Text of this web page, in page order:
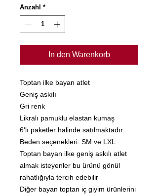
Anzahl *
In den Warenkorb
Toptan ilke bayan atlet
Geniş askılı
Gri renk
Likralı pamuklu elastan kumaş
6'lı paketler halinde satılmaktadır
Beden seçenekleri: SM ve LXL
Toptan bayan ilke geniş askılı atlet
almak isteyenler bu ürünü gönül
rahatlığıyla tercih edebilir
Diğer bayan toptan iç giyim ürünlerini